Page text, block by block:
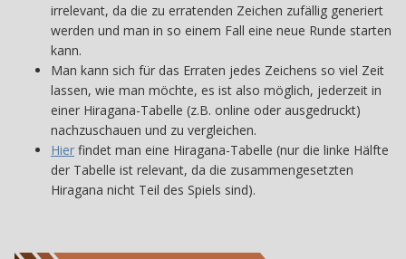
irrelevant, da die zu erratenden Zeichen zufällig generiert
werden und man in so einem Fall eine neue Runde starten
kann.
Man kann sich für das Erraten jedes Zeichens so viel Zeit
lassen, wie man möchte, es ist also möglich, jederzeit in
einer Hiragana-Tabelle (z.B. online oder ausgedruckt)
nachzuschauen und zu vergleichen.
Hier findet man eine Hiragana-Tabelle (nur die linke Hälfte
der Tabelle ist relevant, da die zusammengesetzten
Hiragana nicht Teil des Spiels sind).